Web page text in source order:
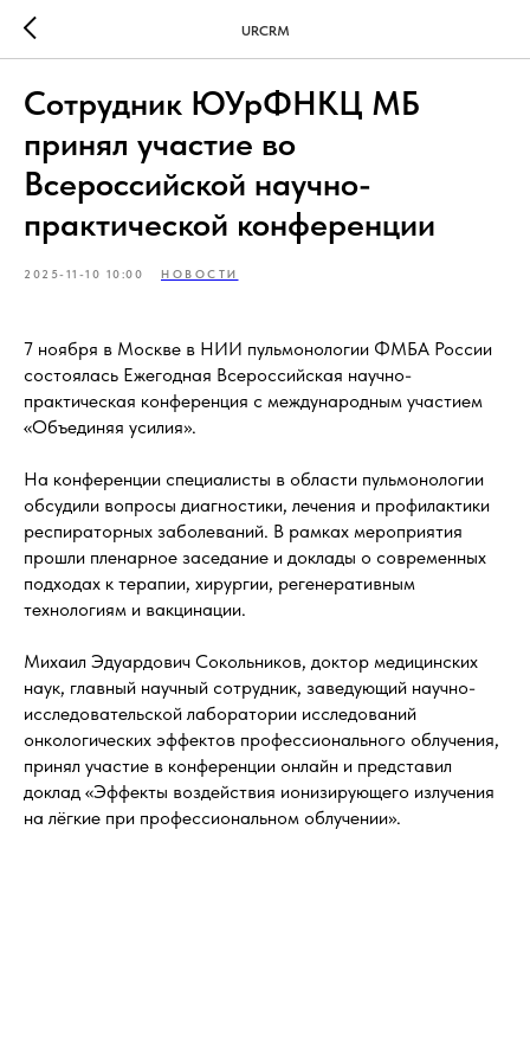
URCRM
Сотрудник ЮУрФНКЦ МБ
принял участие во
Всероссийской научно-
практической конференции
2025-11-10 10:00 НОВОСТИ
7 ноября в Москве в НИИ пульмонологии ФМБА России
состоялась Ежегодная Всероссийская научно-
практическая конференция с международным участием
«Объединяя усилия».
На конференции специалисты в области пульмонологии
обсудили вопросы диагностики, лечения и профилактики
респираторных заболеваний. В рамках мероприятия
прошли пленарное заседание и доклады о современных
подходах к терапии, хирургии, регенеративным
технологиям и вакцинации.
Михаил Эдуардович Сокольников, доктор медицинских
наук, главный научный сотрудник, заведующий научно-
исследовательской лаборатории исследований
онкологических эффектов профессионального облучения,
принял участие в конференции онлайн и представил
доклад «Эффекты воздействия ионизирующего излучения
на лёгкие при профессиональном облучении».